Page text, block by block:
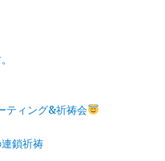
ティング&祈祷会
鎖祈祷